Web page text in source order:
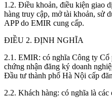
1.2. Điều khoản, điều kiện giao
hàng truy cập, mở tài khoản, sử
APP do EMIR cung cấp.
ĐIỀU 2. ĐỊNH NGHĨA
2.1. EMIR: có nghĩa Công ty
chứng nhận đăng ký doanh
Đầu tư thành phố Hà Nội cấp
2.2. Khách hàng: có nghĩa là